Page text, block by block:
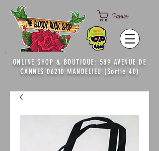
Panier:
ONLINE SHOP & BOUTIQUE: 589 AVENUE DE
CANNES 06210 MANDELIEU (Sortie 40)